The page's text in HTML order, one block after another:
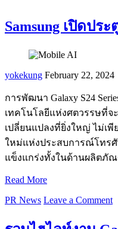
Samsung เปิดปร
yokekung February 22, 2024
การพัฒนา Galaxy S24
เทคโนโลยีแห่งศตวรรษที่
เปลี่ยนแปลงที่ยิ่งใหญ่ ไม่เ
ใหม่แห่งประสบการณ์โทรศั
แข็งแกร่งทั้งในด้านผลิตภั
Read More
PR News Leave a Comment